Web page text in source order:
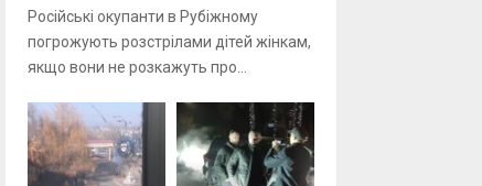
Російські окупанти в Рубіжному
погрожують розстрілами дітей жінкам,
якщо вони не розкажуть про...